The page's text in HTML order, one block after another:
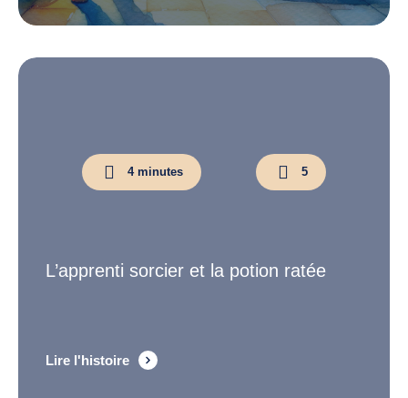
4 minutes 5
L’apprenti sorcier et la potion ratée
Lire l'histoire